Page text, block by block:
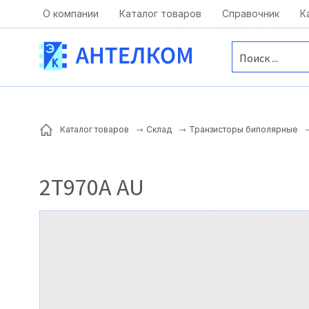
Москва, ул. Московская, д.1 офис 1
О компании Каталог товаров Справочник
Каталог товаров Склад Транзисторы биполярные
2Т970А AU